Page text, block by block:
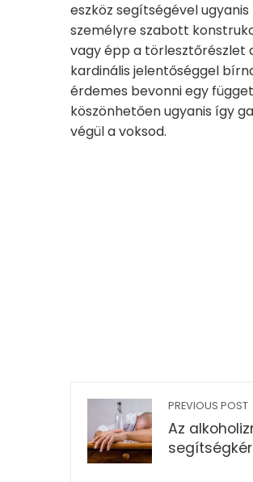
eszköz segítségével
személyre szabott
vagy épp a törlesztőrészlet
kardinális jelentőséggel
érdemes bevonni egy
köszönhetően ugyanis így
végül a voksod.
PREVIOUS POST
Az